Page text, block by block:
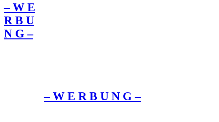
– W Ε
R Β U
Ν G –
– W Ε R Β U Ν G –